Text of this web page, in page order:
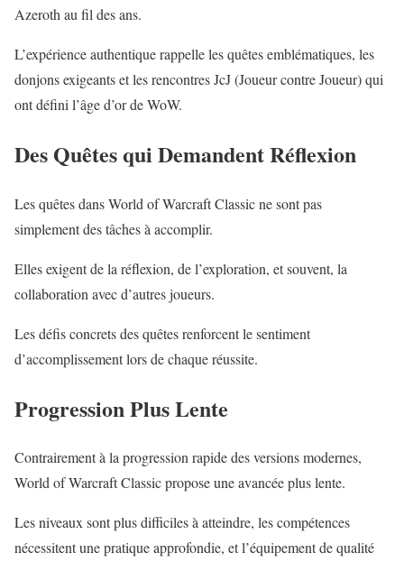
Azeroth au fil des ans.
L’expérience authentique rappelle les quêtes emblématiques, les
donjons exigeants et les rencontres JcJ (Joueur contre Joueur) qui
ont défini l’âge d’or de WoW.
Des Quêtes qui Demandent Réflexion
Les quêtes dans World of Warcraft Classic ne sont pas
simplement des tâches à accomplir.
Elles exigent de la réflexion, de l’exploration, et souvent, la
collaboration avec d’autres joueurs.
Les défis concrets des quêtes renforcent le sentiment
d’accomplissement lors de chaque réussite.
Progression Plus Lente
Contrairement à la progression rapide des versions modernes,
World of Warcraft Classic propose une avancée plus lente.
Les niveaux sont plus difficiles à atteindre, les compétences
nécessitent une pratique approfondie, et l’équipement de qualité